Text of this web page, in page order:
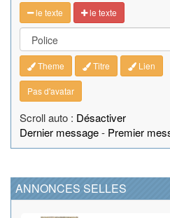
le texte le texte
Theme Titre Lien
Pas d'avatar
Scroll auto : Désactiver
Dernier message- Premier
ANNONCES SELLES